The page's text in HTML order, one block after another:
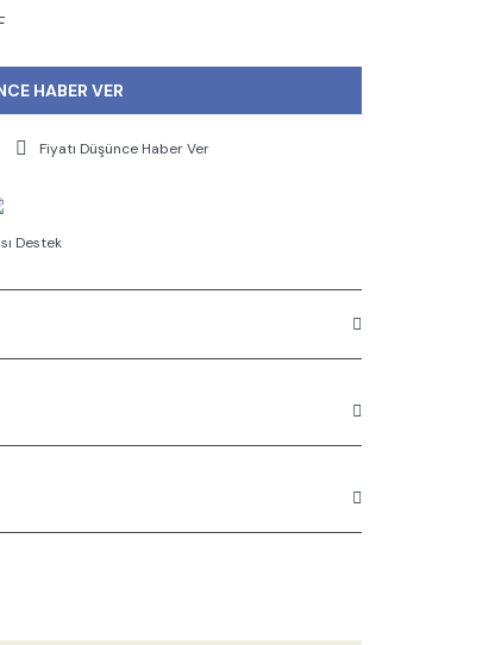
HABER VER
Fiyatı Düşünce Haber Ver
Destek